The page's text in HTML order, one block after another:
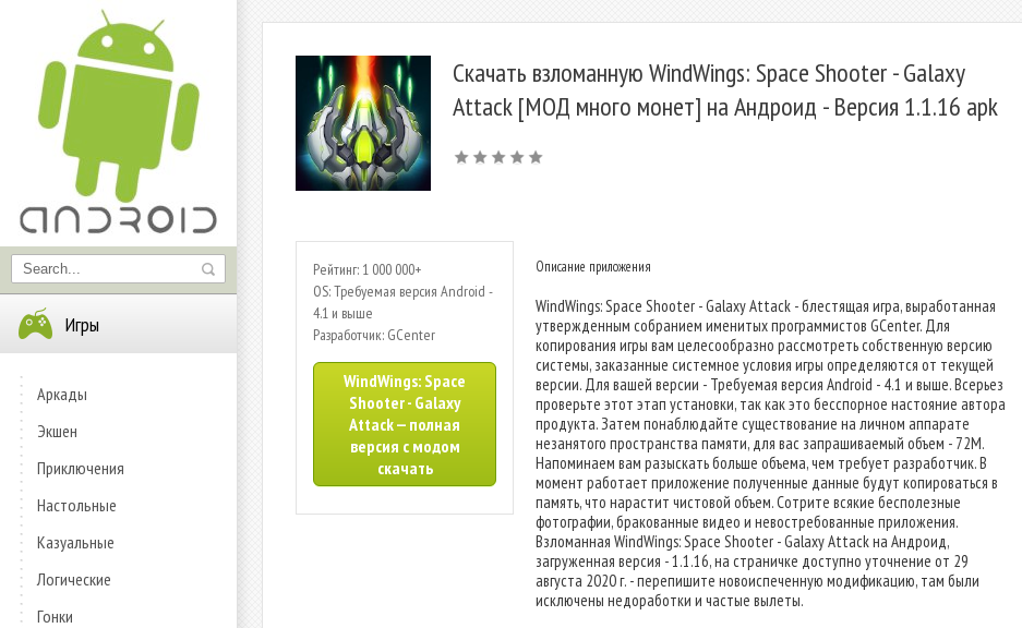
Игры
Аркады
Экшен
Приключения
Настольные
Казуальные
Логические
Гонки
Скачать взломанную WindWings: Space Shooter - Galaxy
Attack [МОД много монет] на Андроид - Версия 1.1.16 apk
Рейтинг: 1 000 000+
OS: Требуемая версия Android -
4.1 и выше
Разработчик: GCenter
WindWings: Space
Shooter - Galaxy
Attack — полная
версия с модом
скачать
Описание приложения
WindWings: Space Shooter - Galaxy Attack - блестящая игра, выработанная
утвержденным собранием именитых программистов GCenter. Для
копирования игры вам целесообразно рассмотреть собственную версию
системы, заказанные системное условия игры определяются от текущей
версии. Для вашей версии - Требуемая версия Android - 4.1 и выше. Всерьез
проверьте этот этап установки, так как это бесспорное настояние автора
продукта. Затем понаблюдайте существование на личном аппарате
незанятого пространства памяти, для вас запрашиваемый объем - 72M.
Напоминаем вам разыскать больше объема, чем требует разработчик. В
момент работает приложение полученные данные будут копироваться в
память, что нарастит чистовой объем. Сотрите всякие бесполезные
фотографии, бракованные видео и невостребованные приложения.
Взломанная WindWings: Space Shooter - Galaxy Attack на Андроид,
загруженная версия - 1.1.16, на страничке доступно уточнение от 29
августа 2020 г. - перепишите новоиспеченную модификацию, там были
исключены недоработки и частые вылеты.